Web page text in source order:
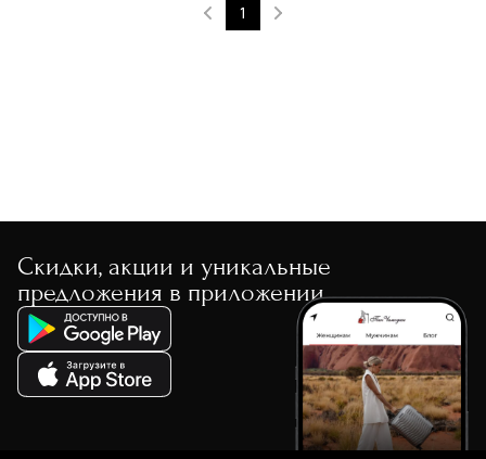
1
Скидки, акции и уникальные
предложения в приложении